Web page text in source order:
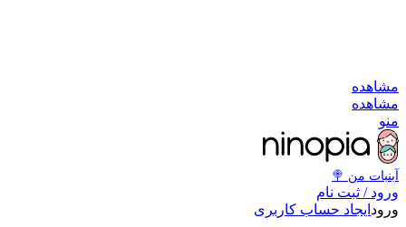
من 🍭
/ ثبت نام
ایجاد حساب کاربری